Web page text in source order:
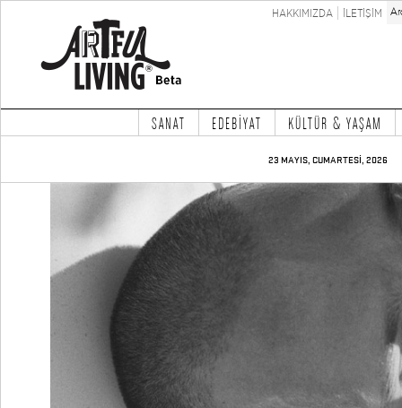
HAKKIMIZDA İLETİŞİM
SANAT EDEBİYAT KÜLTÜR & YAŞAM
23 MAYIS, CUMARTESİ, 2026